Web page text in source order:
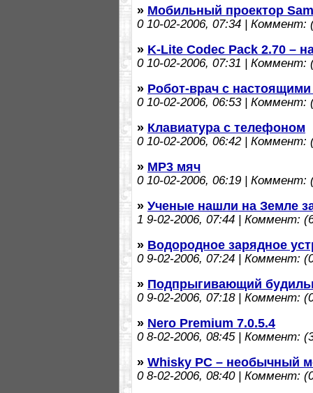
» Мобильный проектор
010-02-2006, 07:34 | Коммент:
» K-Lite Codec Pack 2.70 –
010-02-2006, 07:31 | Коммент:
» Робот-врач с настоящими
010-02-2006, 06:53 | Коммент:
» Клавиатура с телефоном
010-02-2006, 06:42 | Коммент:
» MP3 мяч
010-02-2006, 06:19 | Коммент:
» Ученые нашли на Земле
1 9-02-2006, 07:44 | Коммент:
» Водородное зарядное
09-02-2006, 07:24 | Коммент:
» Подпрыгивающий
09-02-2006, 07:18 | Коммент:
» Nero Premium 7.0.5.4
08-02-2006, 08:45 | Коммент:
» Whisky PC – необычный
08-02-2006, 08:40 | Коммент: